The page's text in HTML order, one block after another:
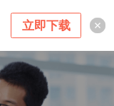
立即下载